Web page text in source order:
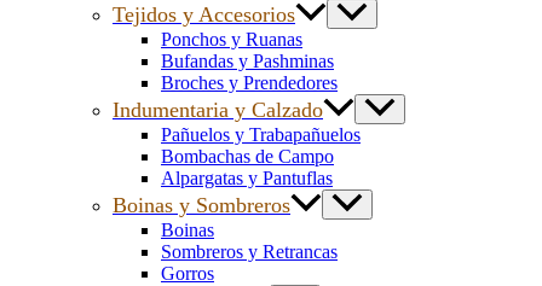
Tejidos y Accesorios
Ponchos y Ruanas
Bufandas y Pashminas
Broches y Prendedores
Indumentaria y Calzado
Pañuelos y Trabapañuelos
Bombachas de Campo
Alpargatas y Pantuflas
Boinas y Sombreros
Boinas
Sombreros y Retrancas
Gorros